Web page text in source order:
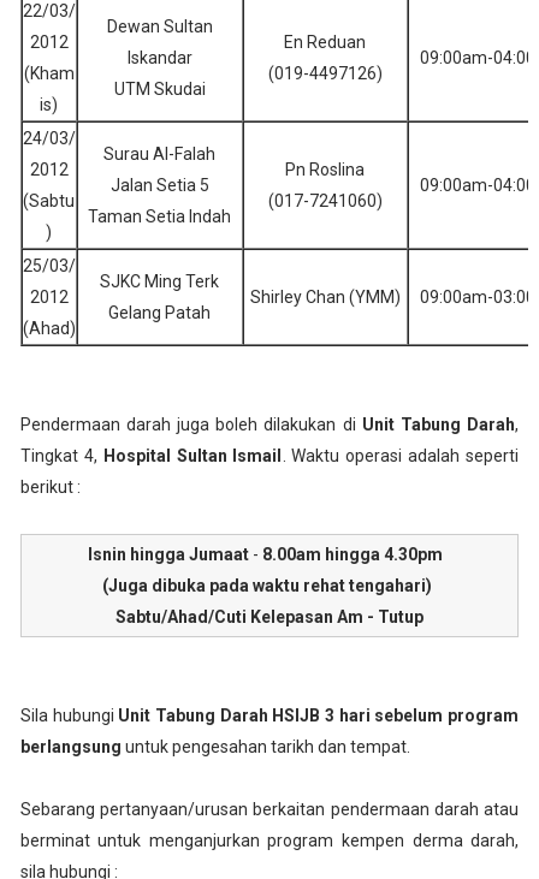
22/03/
2012
(Kham
is)
Dewan Sultan
Iskandar
UTM Skudai
En Reduan
(019-4497126)
09:00am-
24/03/
2012
(Sabtu
)
Surau Al-Falah
Jalan Setia 5
Taman Setia Indah
Pn Roslina
(017-7241060)
09:00am-
25/03/
2012
(Ahad)
SJKC Ming Terk
Gelang Patah
Shirley Chan (YMM) 09:00am-
Pendermaan darah juga boleh dilakukan di Unit Tabung Darah,
Tingkat 4, Hospital Sultan Ismail
. Waktu operasi adalah seperti
berikut :
Isnin hingga Jumaat - 8.00am hingga 4.30pm
(Juga dibuka pada waktu rehat tengahari)
Sabtu/Ahad/Cuti Kelepasan Am - Tutup
Sila hubungi Unit Tabung Darah HSIJB 3 hari sebelum program
berlangsung untuk pengesahan tarikh dan tempat.
Sebarang pertanyaan/urusan berkaitan pendermaan darah atau
berminat untuk menganjurkan program kempen derma darah,
sila hubungi :